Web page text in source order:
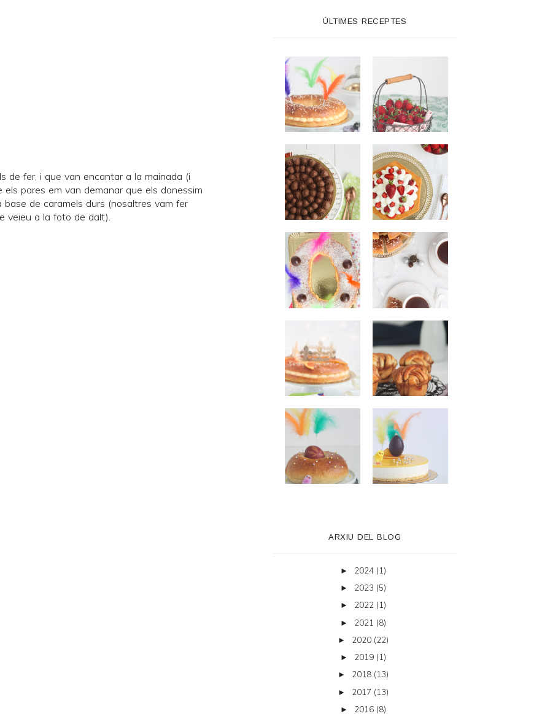
de fer, i que van encantar a la mainada (i
pares em van demanar que els donessim
de caramels durs (nosaltres vam fer
veieu a la foto de dalt).
ÚLTIMES RECEPTES
ARXIU DEL BLOG
► 2024 (1)
► 2023 (5)
► 2022 (1)
► 2021 (8)
► 2020 (22)
► 2019 (1)
► 2018 (13)
► 2017 (13)
► 2016 (8)